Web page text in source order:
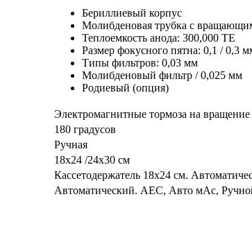
Бериллиевый корпус
Молибденовая трубка с
Теплоемкость анода: 300,000 ТЕ
Размер фокусного пятна: 0,1 / 0,3
Типы фильтров: 0,03 мм
Молибденовый фильтр / 0,025 мм
Родиевый (опция)
Электромагнитные тормоза на вращение
180 градусов
Ручная
18х24 /24х30 см
Кассетодержатель 18х24 см.
Автоматический. AEC, Авто мАс,